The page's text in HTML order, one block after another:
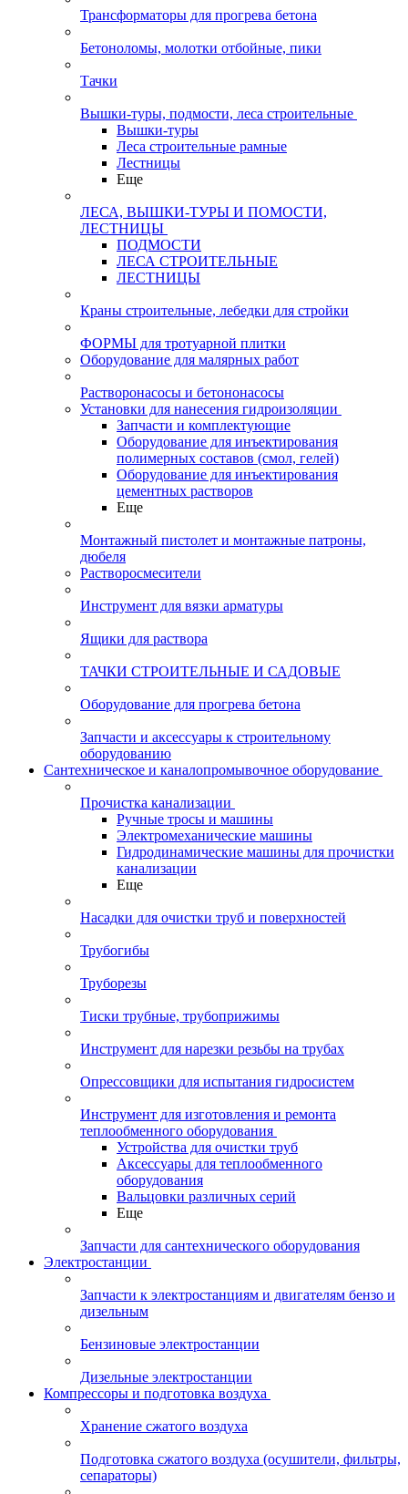
Трансформаторы для прогрева бетона
Бетоноломы, молотки отбойные, пики
Тачки
Вышки-туры, подмости, леса строительные
Вышки-туры
Леса строительные рамные
Лестницы
Еще
ЛЕСА, ВЫШКИ-ТУРЫ И ПОМОСТИ,
ЛЕСТНИЦЫ
ПОДМОСТИ
ЛЕСА СТРОИТЕЛЬНЫЕ
ЛЕСТНИЦЫ
Краны строительные, лебедки для стройки
ФОРМЫ для тротуарной плитки
Оборудование для малярных работ
Растворонасосы и бетононасосы
Установки для нанесения гидроизоляции
Запчасти и комплектующие
Оборудование для инъектирования
полимерных составов (смол, гелей)
Оборудование для инъектирования
цементных растворов
Еще
Монтажный пистолет и монтажные патроны,
дюбеля
Растворосмесители
Инструмент для вязки арматуры
Ящики для раствора
ТАЧКИ СТРОИТЕЛЬНЫЕ И САДОВЫЕ
Оборудование для прогрева бетона
Запчасти и аксессуары к строительному
оборудованию
Сантехническое и каналопромывочное оборудование
Прочистка канализации
Ручные тросы и машины
Электромеханические машины
Гидродинамические машины для прочистки
канализации
Еще
Насадки для очистки труб и поверхностей
Трубогибы
Труборезы
Тиски трубные, трубоприжимы
Инструмент для нарезки резьбы на трубах
Опрессовщики для испытания гидросистем
Инструмент для изготовления и ремонта
теплообменного оборудования
Устройства для очистки труб
Аксессуары для теплообменного
оборудования
Вальцовки различных серий
Еще
Запчасти для сантехнического оборудования
Электростанции
Запчасти к электростанциям и двигателям бензо и
дизельным
Бензиновые электростанции
Дизельные электростанции
Компрессоры и подготовка воздуха
Хранение сжатого воздуха
Подготовка сжатого воздуха (осушители, фильтры,
сепараторы)